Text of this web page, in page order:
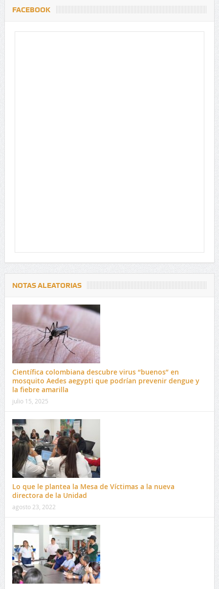
FACEBOOK
NOTAS ALEATORIAS
Científica colombiana descubre virus “buenos” en
mosquito Aedes aegypti que podrían prevenir dengue y
la fiebre amarilla
julio 15, 2025
Lo que le plantea la Mesa de Víctimas a la nueva
directora de la Unidad
agosto 23, 2022